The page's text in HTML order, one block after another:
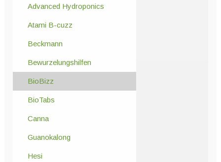
Advanced Hydroponics
Atami B-cuzz
Beckmann
Bewurzelungshilfen
BioBizz
BioTabs
Canna
Guanokalong
Hesi